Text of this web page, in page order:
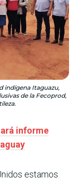
indígena Itaguazu,
de la Fecoprod,
informe
estamos